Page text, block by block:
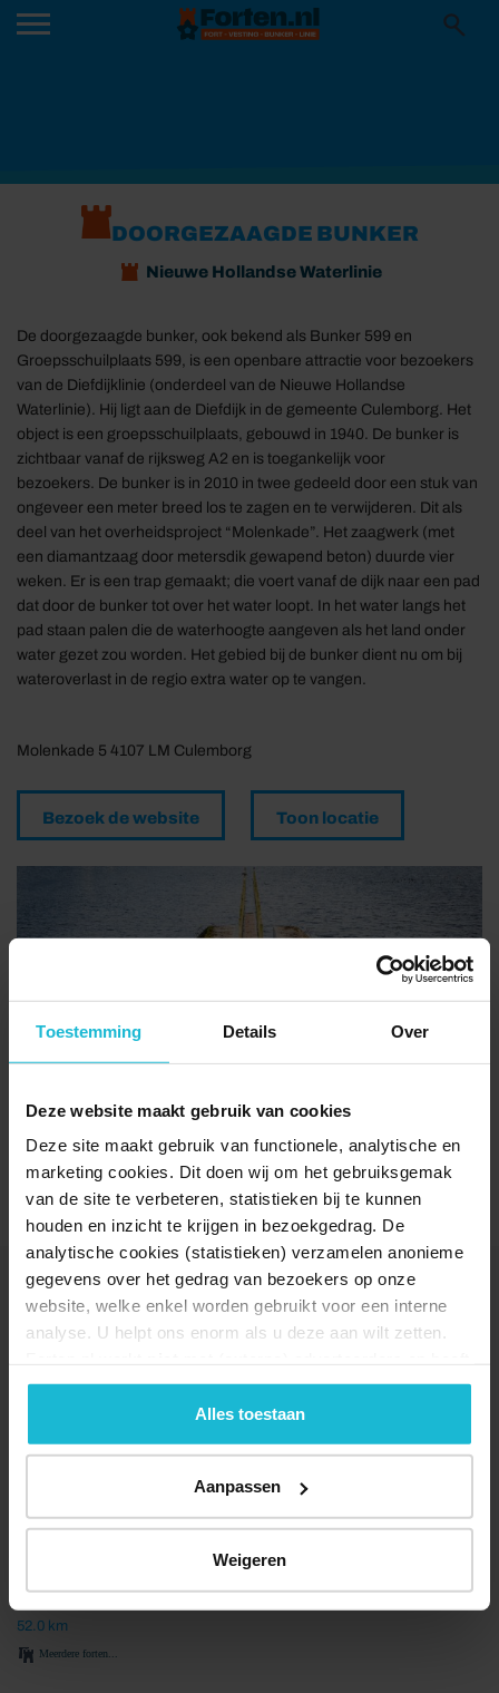
Toestemming Details Over
Deze website maakt gebruik van cookies
Deze site maakt gebruik van functionele, analytische en
marketing cookies. Dit doen wij om het gebruiksgemak
van de site te verbeteren, statistieken bij te kunnen
houden en inzicht te krijgen in bezoekgedrag. De
analytische cookies (statistieken) verzamelen anonieme
gegevens over het gedrag van bezoekers op onze
website, welke enkel worden gebruikt voor een interne
analyse. U helpt ons enorm als u deze aan wilt zetten.
geen commerciële doelstelling. U kunt deze cookies via
de knoppen accepteren, beheren of weigeren.
Alles toestaan
Aanpassen
Weigeren
DOORGEZAAGDE BUNKER
Nieuwe Hollandse Waterlinie
De doorgezaagde bunker, ook bekend als Bunker 599 en
Groepsschuilplaats 599, is een openbare attractie voor bezoekers
van de Diefdijklinie (onderdeel van de Nieuwe Hollandse
Waterlinie). Hij ligt aan de Diefdijk in de gemeente Culemborg. Het
object is een groepsschuilplaats, gebouwd in 1940. De bunker is
zichtbaar vanaf de rijksweg A2 en is toegankelijk voor
bezoekers. De bunker is in 2010 in twee gedeeld door een stuk van
ongeveer een meter breed los te zagen en te verwijderen. Dit als
deel van het overheidsproject “Molenkade”. Het zaagwerk (met
een diamantzaag door metersdik gewapend beton) duurde vier
weken. Er is een trap gemaakt; die voert vanaf de dijk naar een pad
dat door de bunker tot over het water loopt. In het water langs het
pad staan palen die de waterhoogte aangeven als het land onder
water gezet zou worden. Het gebied bij de bunker dient nu om bij
wateroverlast in de regio extra water op te vangen.
Molenkade 5 4107 LM Culemborg
Bezoek de website Toon locatie
ACTIVITEITEN BIJ
DOORGEZAAGDE BUNKER
Rondje Diefdijk – Buren
52.0 km
Meerdere forten...